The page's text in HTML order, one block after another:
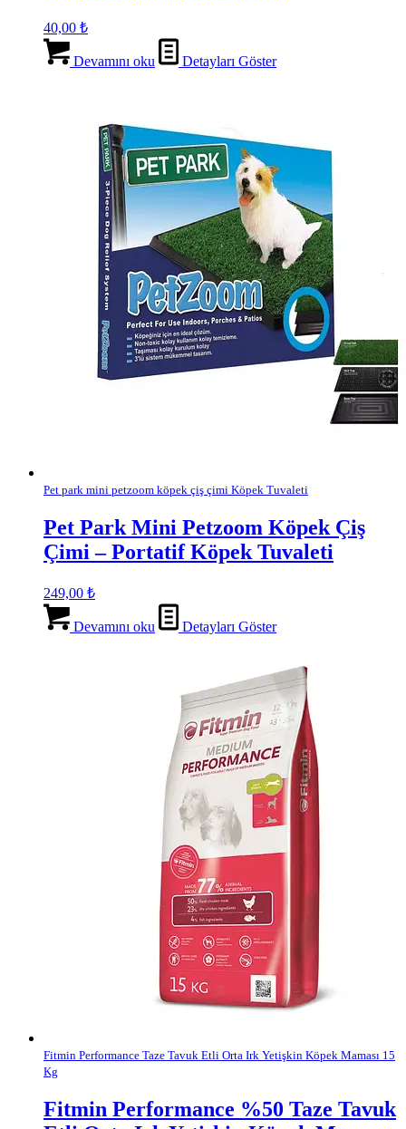
40,00 ₺
Devamını oku Detayları Göster
Pet park mini petzoom köpek çiş çimi Köpek Tuvaleti
Pet Park Mini Petzoom Köpek Çiş
Çimi – Portatif Köpek Tuvaleti
249,00 ₺
Devamını oku Detayları Göster
Fitmin Performance Taze Tavuk Etli Orta Irk Yetişkin Köpek Maması 15
Kg
Fitmin Performance %50 Taze Tavuk